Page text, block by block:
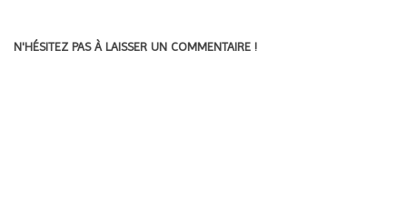
N'HÉSITEZ PAS À LAISSER UN COMMENTAIRE !